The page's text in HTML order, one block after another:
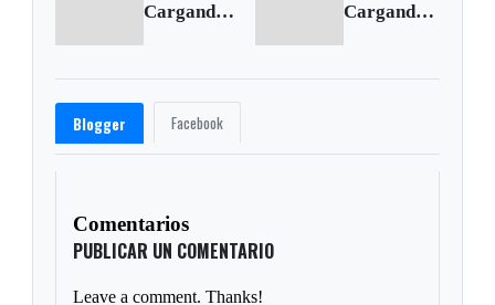
Cargando anterior... Cargando siguiente...
Blogger Facebook
Comentarios
PUBLICAR UN COMENTARIO
Leave a comment. Thanks!